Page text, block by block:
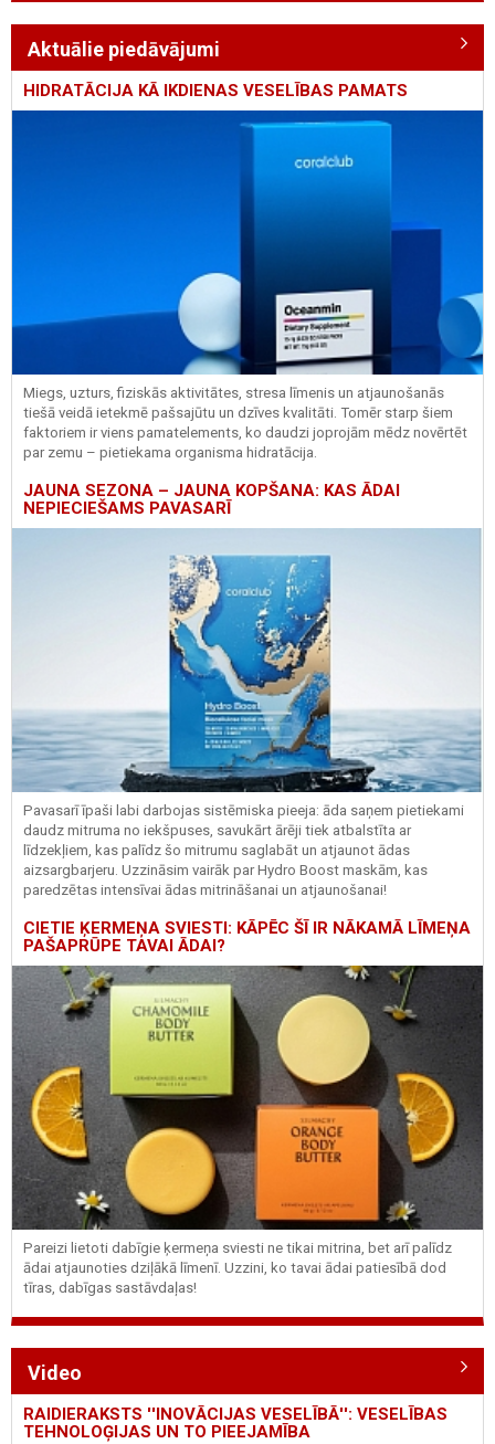
Aktuālie piedāvājumi
HIDRATĀCIJA KĀ IKDIENAS VESELĪBAS PAMATS
Miegs, uzturs, fiziskās aktivitātes, stresa līmenis un atjaunošanās
tiešā veidā ietekmē pašsajūtu un dzīves kvalitāti. Tomēr starp šiem
faktoriem ir viens pamatelements, ko daudzi joprojām mēdz novērtēt
par zemu – pietiekama organisma hidratācija.
JAUNA SEZONA – JAUNA KOPŠANA: KAS ĀDAI
NEPIECIEŠAMS PAVASARĪ
Pavasarī īpaši labi darbojas sistēmiska pieeja: āda saņem pietiekami
daudz mitruma no iekšpuses, savukārt ārēji tiek atbalstīta ar
līdzekļiem, kas palīdz šo mitrumu saglabāt un atjaunot ādas
aizsargbarjeru. Uzzināsim vairāk parHydro Boost maskām, kas
paredzētas intensīvai ādas mitrināšanai un atjaunošanai!
CIETIE ĶERMEŅA SVIESTI: KĀPĒC ŠĪ IR NĀKAMĀ LĪMEŅA
PAŠAPRŪPE TAVAI ĀDAI?
Pareizi lietoti dabīgie ķermeņa sviesti ne tikai mitrina, bet arī palīdz
ādai atjaunoties dziļākā līmenī. Uzzini, ko tavai ādai patiesībā dod
tīras, dabīgas sastāvdaļas!
Video
RAIDIERAKSTS ''INOVĀCIJAS VESELĪBĀ'': VESELĪBAS
TEHNOLOĢIJAS UN TO PIEEJAMĪBA